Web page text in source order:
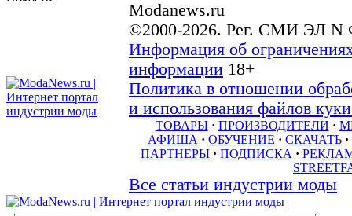
Modanews.ru
©2000-2026. Рег. СМИ ЭЛ N
Информация об
информации 18+
Политика в отношении
и использования файлов
ТОВАРЫ · ПРОИЗВОДИТЕЛИ ·
АФИША · ОБУЧЕНИЕ · СКАЧАТЬ ·
ПАРТНЕРЫ · ПОДПИСКА ·
Все статьи индустрии моды